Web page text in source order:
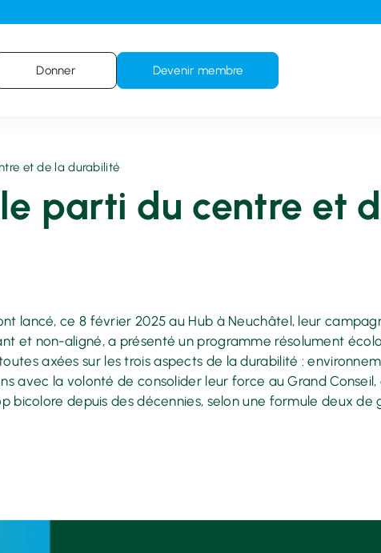
Donner Devenir membre
et de la durabilité
parti du centre et
lancé, ce 8 février 2025 au Hub à Neuchâtel, leur
et non-aligné, a présenté un programme résolument
axées sur les trois aspects de la durabilité :
avec la volonté de consolider leur force au Grand
bicolore depuis des décennies, selon une formule deux de